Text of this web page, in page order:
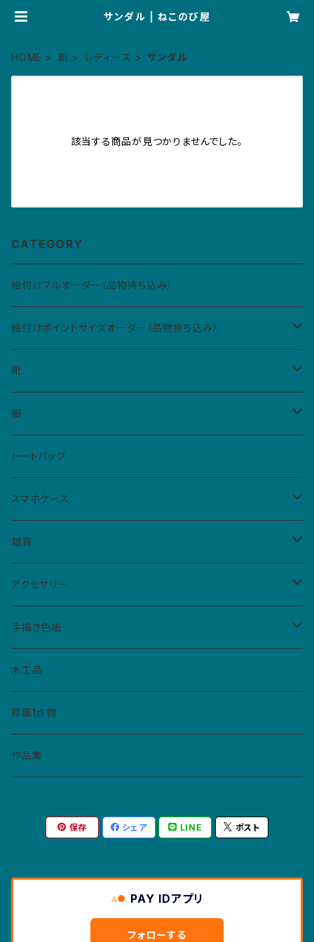
サンダル | ねこのび屋
HOME 靴 レディース サンダル
該当する商品が見つかりませんでした。
CATEGORY
絵付けフルオーダー（品物持ち込み）
絵付けポイントサイズオーダー（品物持ち込み）
Sサイズ（5cm四方、2カ所まで）
Mサイズ（10cm四方、1カ所）
靴
レディース
ハイカットスニーカー
スリッポン
メンズ
ベビー・キッズ
服
Tシャツ
男女共用S
男女共用M
シャツ
レディースM
レディースL
トートバッグ
スマホケース
iPhone
クリアケース
手帳型ケース
雑貨
扇子
仮面
マトリョーシカ
コースター
財布・キーホルダー・パスケース
カレンダー
ポストカード
マスクケース
アクセサリー
バッジ
ペーパーバッジ
缶バッジ
イヤリング
ペンダント
手描き色紙
ねこぼん
木工品
原画1点物
作品集
保存 シェア LINE ポスト
PAY IDアプリ
フォローする